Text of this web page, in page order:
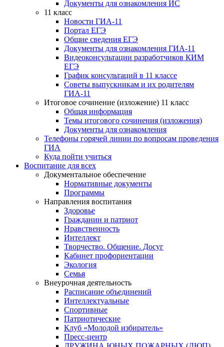
Документы для ознакомления ИС
11 класс
Новости ГИА-11
Портал ЕГЭ
Общие сведения ЕГЭ
Документы для ознакомления ГИА-11
Видеоконсультации разработчиков КИМ
ЕГЭ
График консультаций в 11 классе
Советы выпускникам и их родителям
ГИА-11
Итоговое сочинение (изложение) 11 класс
Общая информация
Темы итогового сочинения (изложения)
Документы для ознакомления
Телефоны горячей линии по вопросам проведения
ГИА
Куда пойти учиться
Воспитание для всех
Документальное обеспечение
Нормативные документы
Программы
Направления воспитания
Здоровье
Гражданин и патриот
Нравственность
Интеллект
Творчество. Общение. Досуг
Кабинет профориентации
Экология
Семья
Внеурочная деятельность
Расписание объединений
Интеллектуальные
Спортивные
Патриотические
Клуб «Молодой избиратель»
Пресс-центр